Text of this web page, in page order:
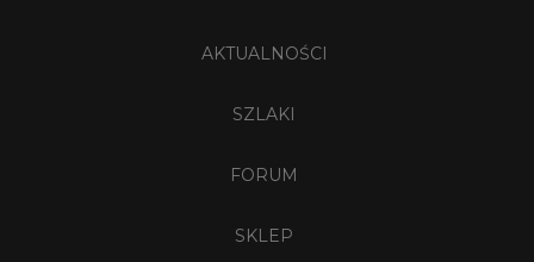
AKTUALNOŚCI
SZLAKI
FORUM
SKLEP